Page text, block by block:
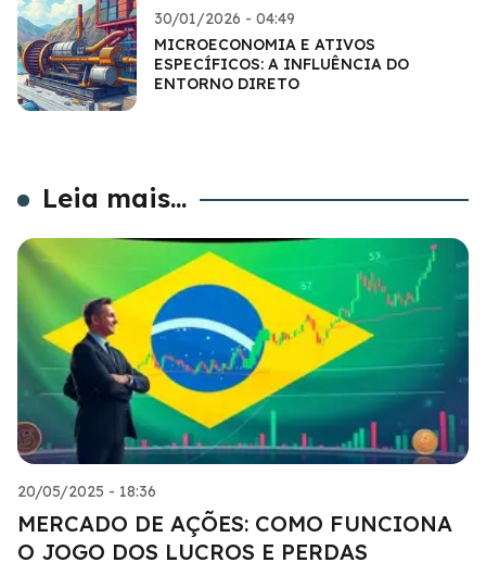
30/01/2026 - 04:49
MICROECONOMIA E ATIVOS
ESPECÍFICOS: A INFLUÊNCIA DO
ENTORNO DIRETO
Leia mais...
20/05/2025 - 18:36
MERCADO DE AÇÕES: COMO FUNCIONA
O JOGO DOS LUCROS E PERDAS